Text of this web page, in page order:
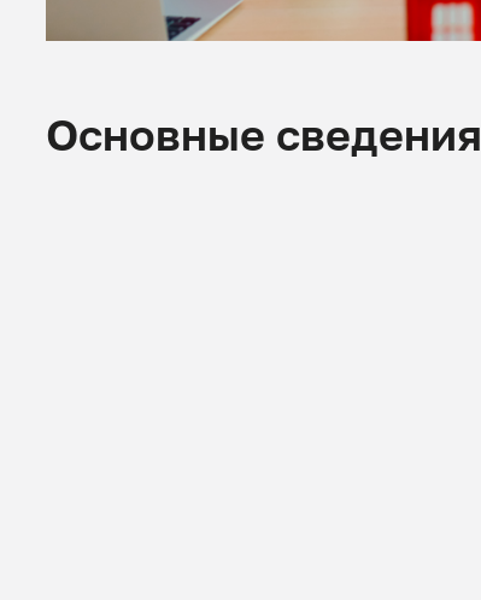
Основные сведения